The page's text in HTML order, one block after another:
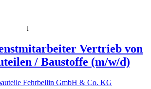
t
Vertrieb von
/ Baustoffe (m/w/d)
Fehrbellin GmbH & Co. KG